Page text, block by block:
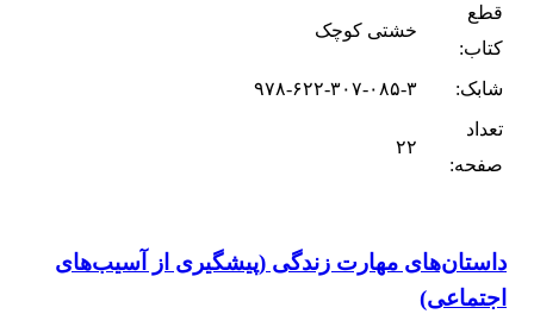
قطع
کتاب:
خشتی کوچک
شابک:
۹۷۸-۶۲۲-۳۰۷-۰۸۵-۳
تعداد
صفحه:
۲۲
داستان‌های مهارت زندگی (پیشگیری از آسیب‌های
اجتماعی)